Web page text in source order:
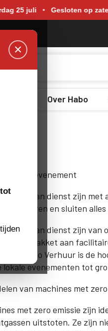
25 juli • Gesloten op
Over Habo
voor een evenement
u van dienst zijn
Wij leveren en sluiten
u van dienst zijn van
pakket aan
Habo Verhuur is de
lokale evenementen tot
van machines met
met zero emissie zijn
uitstoten. Ze zijn
×